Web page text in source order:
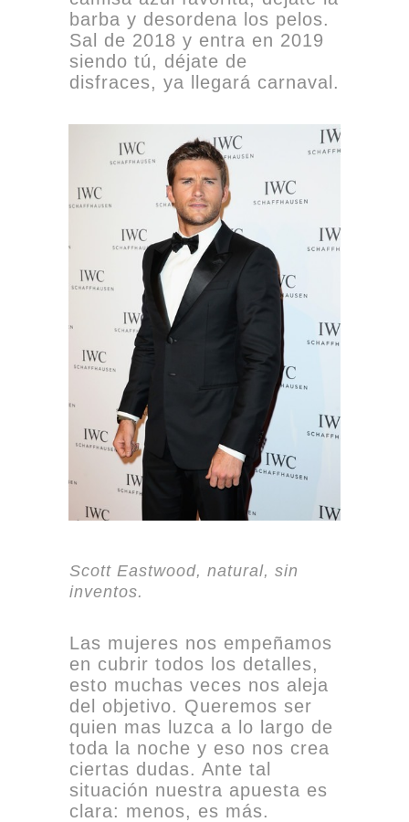
barba y desordena los pelos.
Sal de 2018 y entra en 2019
siendo tú, déjate de
disfraces, ya llegará carnaval.
Scott Eastwood, natural, sin
inventos.
Las mujeres nos empeñamos
en cubrir todos los detalles,
esto muchas veces nos aleja
del objetivo. Queremos ser
quien mas luzca a lo largo de
toda la noche y eso nos crea
ciertas dudas. Ante tal
situación nuestra apuesta es
clara: menos, es más.